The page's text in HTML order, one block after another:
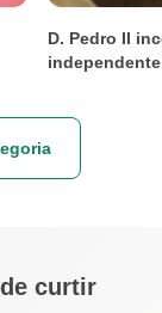
D. Pedro II
independente
curtir